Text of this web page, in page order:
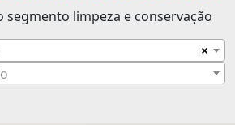
segmento limpeza e conservação
×